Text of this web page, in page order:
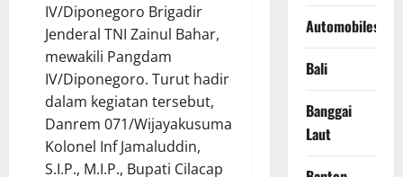
IV/Diponegoro Brigadir
Jenderal TNI Zainul Bahar,
mewakili Pangdam
IV/Diponegoro. Turut hadir
dalam kegiatan tersebut,
Danrem 071/Wijayakusuma
Kolonel Inf Jamaluddin,
S.I.P., M.I.P., Bupati Cilacap
Automobiles
Bali
Banggai
Laut